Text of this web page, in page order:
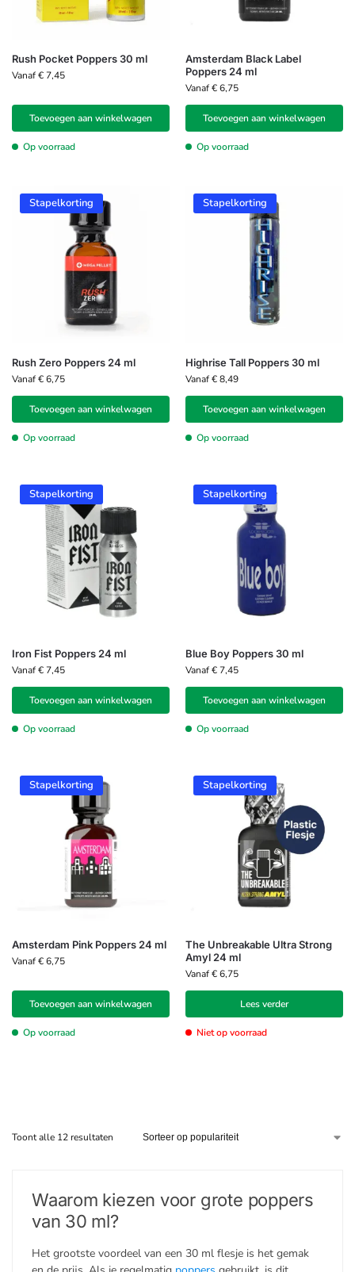
Rush Pocket Poppers 30 ml
Vanaf€ 7,45
Toevoegen aan winkelwagen
Op voorraad
Amsterdam Black Label
Poppers 24 ml
Vanaf€6,75
Toevoegen aan winkelwagen
Op voorraad
Stapelkorting
Rush Zero Poppers 24 ml
Vanaf€6,75
Toevoegen aan winkelwagen
Op voorraad
Stapelkorting
Highrise Tall Poppers 30 ml
Vanaf€8,49
Toevoegen aan winkelwagen
Op voorraad
Stapelkorting
Iron Fist Poppers 24 ml
Vanaf€ 7,45
Toevoegen aan winkelwagen
Op voorraad
Stapelkorting
Blue Boy Poppers 30 ml
Vanaf€ 7,45
Toevoegen aan winkelwagen
Op voorraad
Stapelkorting
Amsterdam Pink Poppers 24 ml
Vanaf€6,75
Toevoegen aan winkelwagen
Op voorraad
Stapelkorting
The Unbreakable Ultra Strong
Amyl 24 ml
Vanaf€6,75
Lees verder
Niet op voorraad
Toont alle 12 resultaten
Waarom kiezen voor grote poppers
van 30 ml?
Het grootste voordeel van een 30 ml flesje is het gemak